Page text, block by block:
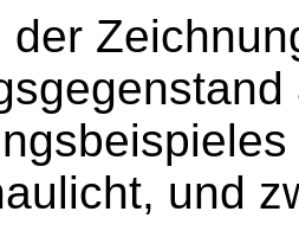
der
und